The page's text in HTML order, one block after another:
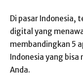
Di pasar Indonesia,
digital yang
membandingkan 5
Indonesia yang
Anda.